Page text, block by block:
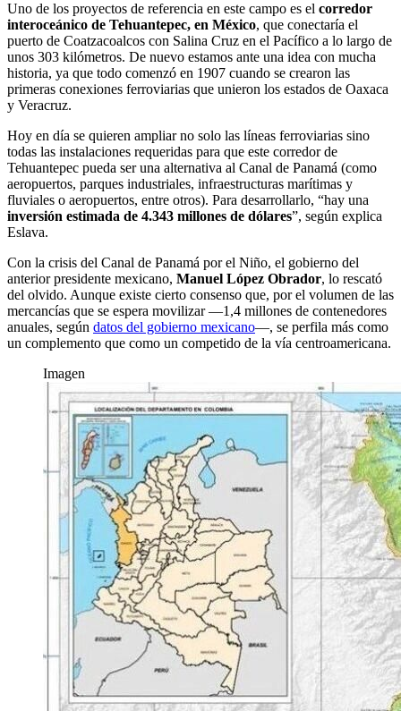
Uno de los proyectos de referencia en este campo es el corredor
interoceánico de Tehuantepec, en México, que conectaría el
puerto de Coatzacoalcos con Salina Cruz en el Pacífico a lo largo de
unos 303 kilómetros. De nuevo estamos ante una idea con mucha
historia, ya que todo comenzó en 1907 cuando se crearon las
primeras conexiones ferroviarias que unieron los estados de Oaxaca
y Veracruz.
Hoy en día se quieren ampliar no solo las líneas ferroviarias sino
todas las instalaciones requeridas para que este corredor de
Tehuantepec pueda ser una alternativa al Canal de Panamá (como
aeropuertos, parques industriales, infraestructuras marítimas y
fluviales o aeropuertos, entre otros). Para desarrollarlo, “hay una
inversión estimada de 4.343 millones de dólares”, según explica
Eslava.
Con la crisis del Canal de Panamá por el Niño, el gobierno del
anterior presidente mexicano, Manuel López Obrador, lo rescató
del olvido. Aunque existe cierto consenso que, por el volumen de las
mercancías que se espera movilizar —1,4 millones de contenedores
anuales, según datos del gobierno mexicano—, se perfila más como
un complemento que como un competido de la vía centroamericana.
Imagen